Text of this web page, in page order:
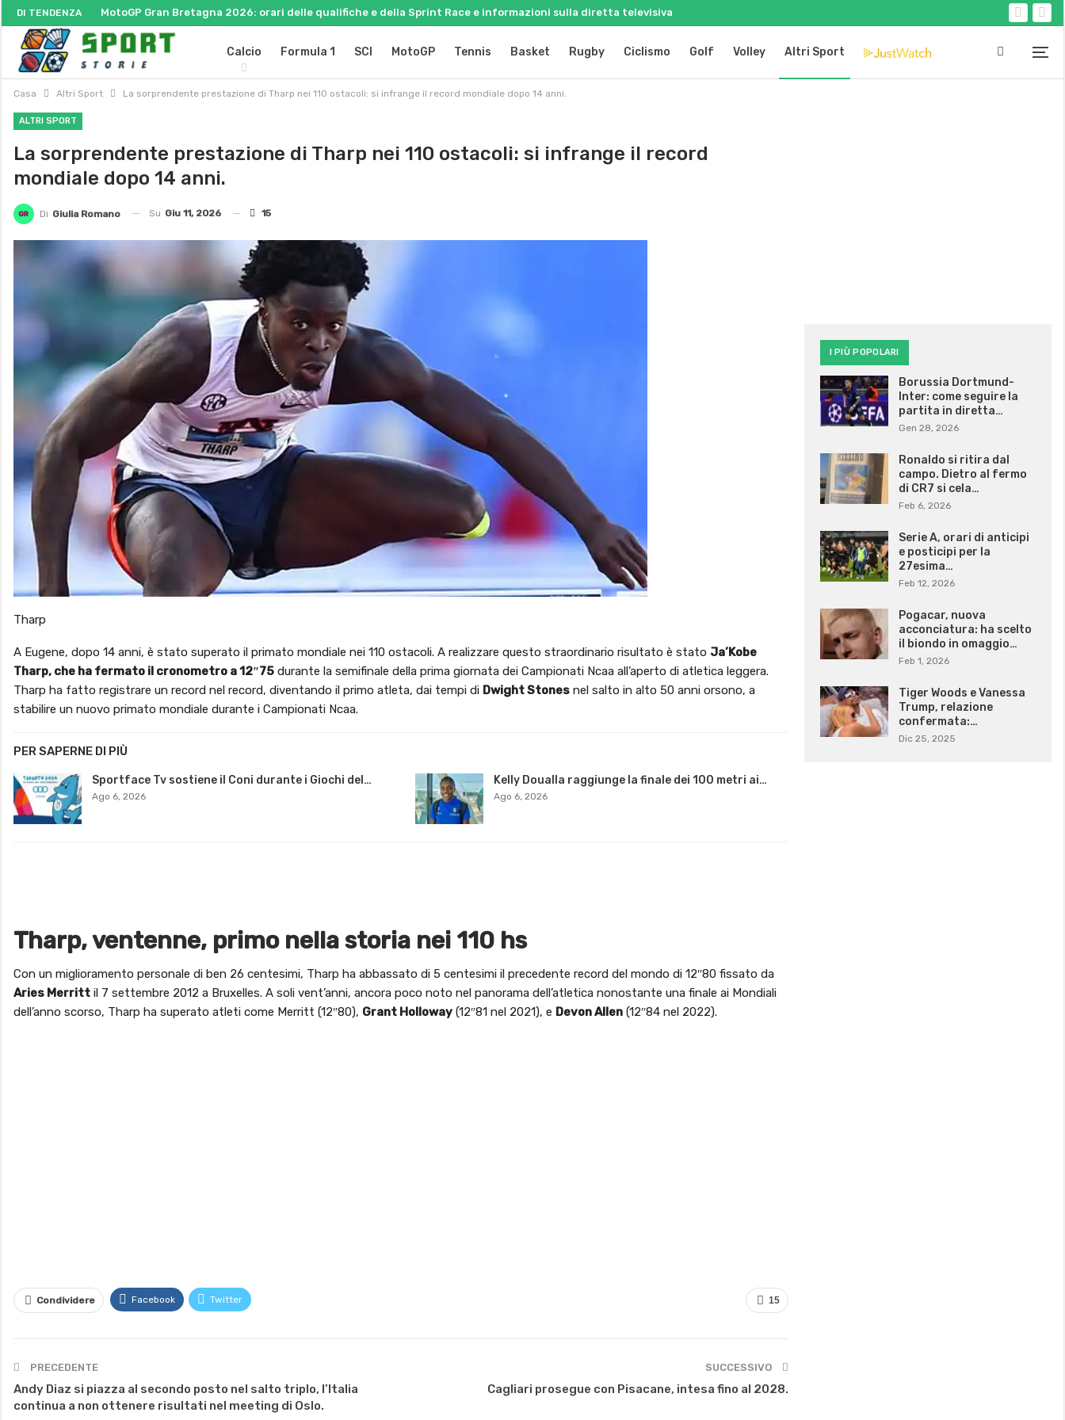
DI TENDENZA MotoGP Gran Bretagna 2026: orari delle qualifiche e della Sprint Race e informazioni sulla diretta televisiva
Calcio Formula 1 SCI MotoGP Tennis Basket Rugby Ciclismo Golf Volley Altri Sport
Casa Altri Sport La sorprendente prestazione di Tharp nei 110 ostacoli: si infrange il record mondiale dopo 14 anni.
ALTRI SPORT
La sorprendente prestazione di Tharp nei 110 ostacoli: si infrange il record
mondiale dopo 14 anni.
Di Giulia Romano Su Giu 11, 2026 15
Tharp
A Eugene, dopo 14 anni, è stato superato il primato mondiale nei 110 ostacoli. A realizzare questo straordinario risultato è stato Ja’Kobe
Tharp, che ha fermato il cronometro a 12″75 durante la semifinale della prima giornata dei Campionati Ncaa all’aperto di atletica leggera.
Tharp ha fatto registrare un record nel record, diventando il primo atleta, dai tempi di Dwight Stones nel salto in alto 50 anni orsono, a
stabilire un nuovo primato mondiale durante i Campionati Ncaa.
PER SAPERNE DI PIÙ
Sportface Tv sostiene il Coni durante i Giochi del…
Ago 6, 2026
Kelly Doualla raggiunge la finale dei 100 metri ai…
Ago 6, 2026
Tharp, ventenne, primo nella storia nei 110 hs
Con un miglioramento personale di ben 26 centesimi, Tharp ha abbassato di 5 centesimi il precedente record del mondo di 12″80 fissato da
Aries Merritt il 7 settembre 2012 a Bruxelles. A soli vent’anni, ancora poco noto nel panorama dell’atletica nonostante una finale ai Mondiali
dell’anno scorso, Tharp ha superato atleti come Merritt (12″80), Grant Holloway (12″81 nel 2021), e Devon Allen (12″84 nel 2022).
15
Condividere Facebook Twitter
PRECEDENTE
Andy Diaz si piazza al secondo posto nel salto triplo, l’Italia
continua a non ottenere risultati nel meeting di Oslo.
SUCCESSIVO
Cagliari prosegue con Pisacane, intesa fino al 2028.
I PIÙ POPOLARI
Borussia Dortmund-
Inter: come seguire la
partita in diretta…
Gen 28, 2026
Ronaldo si ritira dal
campo. Dietro al fermo
di CR7 si cela…
Feb 6, 2026
Serie A, orari di anticipi
e posticipi per la
27esima…
Feb 12, 2026
Pogacar, nuova
acconciatura: ha scelto
il biondo in omaggio…
Feb 1, 2026
Tiger Woods e Vanessa
Trump, relazione
confermata:…
Dic 25, 2025